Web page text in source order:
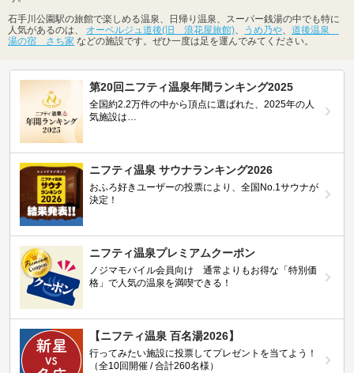
石手川公園駅の旅館で楽しめる温泉、日帰り温泉、スーパー銭湯の中でも特に
人気があるのは、 オーベルジュ道後(旧 浪花屋旅館) うめ乃や
道後温泉
湯の宿 さち家 などの施設です。ぜひ一度は足を運んでみてください。
第20回ニフティ温泉年間ランキング2025
全国約2.2万件の中から頂点に選ばれた、2025年の人
気施設は…
ニフティ温泉 サウナランキング2026
おふろ好きユーザーの投票により、全国No.1サウナが
決定！
ニフティ温泉プレミアムクーポン
ノジマモバイル会員向け 通常よりもお得な「特別価
格」で人気の温泉を満喫できる！
【ニフティ温泉 百名湯2026】
行ってみたい施設に投票してプレゼントを当てよう！
（全10回開催 / 合計260名様）